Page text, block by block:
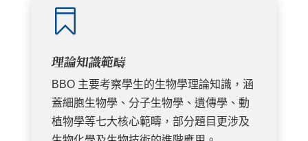

理論知識範疇
BBO 主要考察學生的生物學理論知識，涵
蓋細胞生物學、分子生物學、遺傳學、動
植物學等七大核心範疇，部分題目更涉及